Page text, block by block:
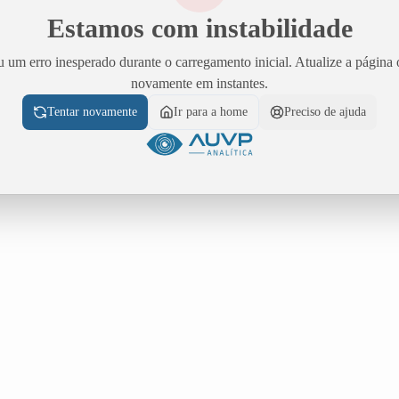
Estamos com instabilidade
um erro inesperado durante o carregamento inicial. Atualize a página
novamente em instantes.
Tentar novamente Ir para a home Preciso de ajuda